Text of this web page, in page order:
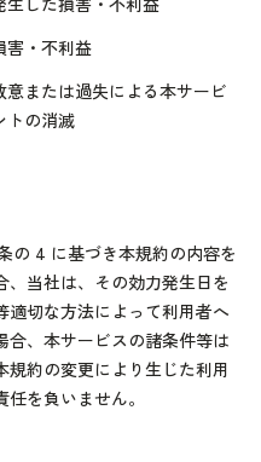
害・不利益
または過失による本サービ
トの消滅
の 4 に基づき本規約の内容を
当社は、その効力発生日を
適切な方法によって利用者へ
、本サービスの諸条件等は
約の変更により生じた利用
を負いません。